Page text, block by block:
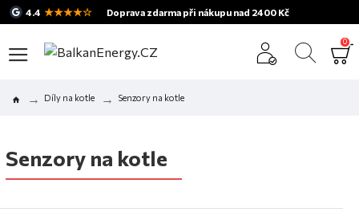
4.4 ★★★★☆ Doprava zdarma při nákupu nad 2400 Kč
0
Díly na kotle Senzory na kotle
Senzory na kotle